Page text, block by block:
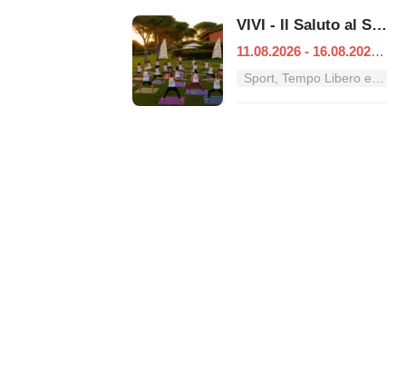
VIVI - Il Saluto al Sole
11.08.2026 - 16.08.2026
Sport, Tempo Libero e Divertimento nel Lazio